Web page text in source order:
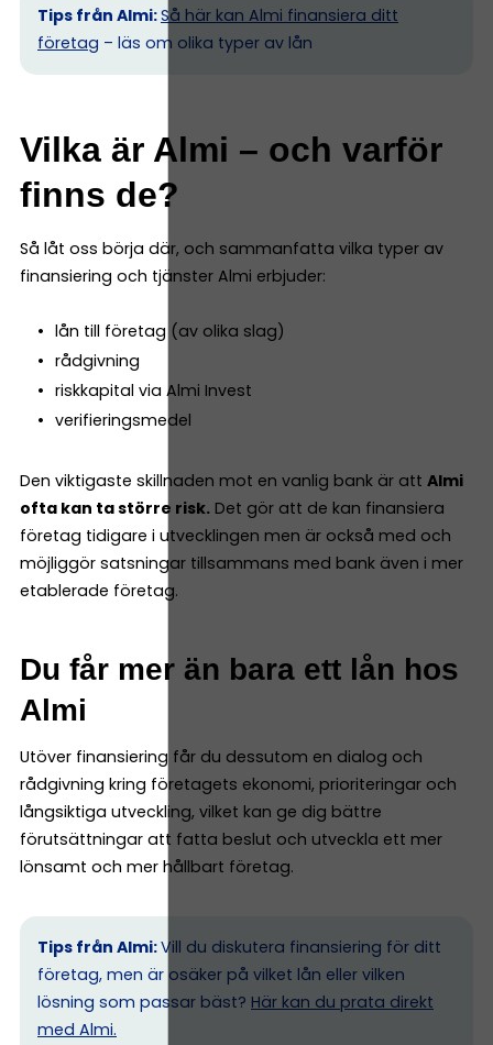
Tips från Almi:Så här kan Almi finansiera ditt
företag – läs om olika typer av lån
Vilka är Almi – och varför
finns de?
Så låt oss börja där, och sammanfatta vilka typer av
finansiering och tjänster Almi erbjuder:
lån till företag (av olika slag)
rådgivning
riskkapital via Almi Invest
verifieringsmedel
Den viktigaste skillnaden mot en vanlig bank är att Almi
ofta kan ta större risk. Det gör att de kan finansiera
företag tidigare i utvecklingen men är också med och
möjliggör satsningar tillsammans med bank även i mer
etablerade företag.
Du får mer än bara ett lån hos
Almi
Utöver finansiering får du dessutom en dialog och
rådgivning kring företagets ekonomi, prioriteringar och
långsiktiga utveckling, vilket kan ge dig bättre
förutsättningar att fatta beslut och utveckla ett mer
lönsamt och mer hållbart företag.
Tips från Almi:Vill du diskutera finansiering för ditt
företag, men är osäker på vilket lån eller vilken
lösning som passar bäst? Här kan du prata direkt
med Almi.